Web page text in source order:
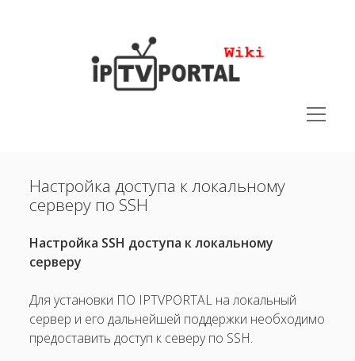
открыть
меню
Юридическая документация
открыть
Поддерживаемые устройства
Решения
открыть
Полезная информация
Настройка доступа к локальному серверу по SSH
Рекомендуемый формат контента.
Настройка доступа к локальному
серверу по SSH
Настройка SSH доступа к локальному
серверу
Для установки ПО IPTVPORTAL на локальный
сервер и его дальнейшей поддержки необходимо
предоставить доступ к северу по SSH.